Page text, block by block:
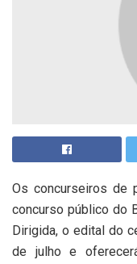
Os concurseiros de
concurso público do
Dirigida, o edital do
de julho e